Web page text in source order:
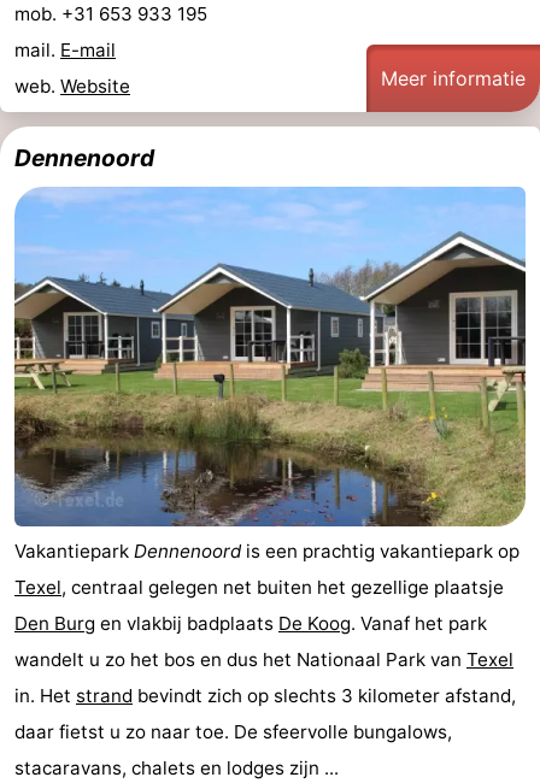
Vakantiehuizen
-
't
Eibernest
-
't
Hoogelandt
-
Beach
Park
Texel
-
Buytenveldt
-
De
Krim
-
EuroParcs
Texel
-
Kustpark
Texel
-
Sluftervallei
-
Villapark
Texel
-
Vogelmient
minutes
Strand
mob. +31 653 933 195
mail. E-mail
web. Website Meer informatie
Dennenoord
Vakantiepark Dennenoordis een prachtig vakantiepark op
Texel, centraal gelegen net buiten het gezellige plaatsje
Den Burg en vlakbij badplaats De Koog. Vanaf het park
wandelt u zo het bos en dus het Nationaal Park van Texel
in. Het strand bevindt zich op slechts 3 kilometer afstand,
daar fietst u zo naar toe. De sfeervolle bungalows,
stacaravans, chalets en lodges zijn ...